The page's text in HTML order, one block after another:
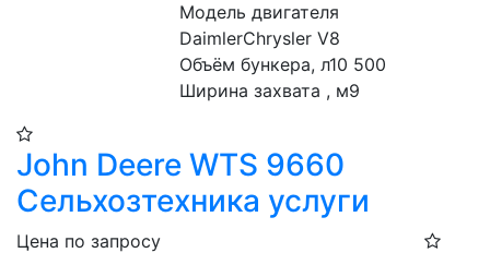
Модель двигателя
DaimlerChrysler V8
Объём бункера, л10 500
Ширина захвата , м9
John Deere WTS 9660
Сельхозтехника услуги
Цена по запросу